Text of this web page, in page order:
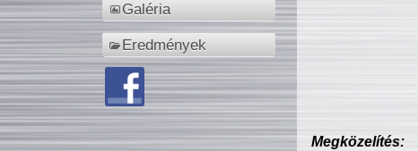
Galéria
Eredmények
Megközelítés: